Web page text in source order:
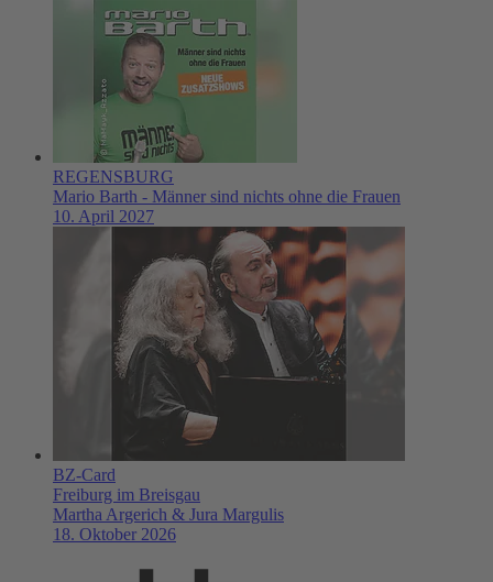
REGENSBURG
Mario Barth - Männer sind nichts ohne die Frauen
10. April 2027
BZ-Card
Freiburg im Breisgau
Martha Argerich & Jura Margulis
18. Oktober 2026